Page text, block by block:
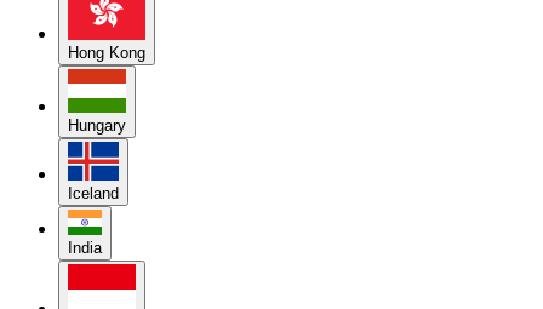
Hong Kong
Hungary
Iceland
India